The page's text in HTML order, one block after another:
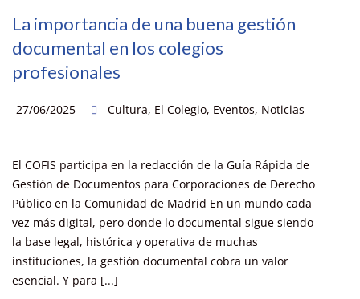
La importancia de una buena gestión
documental en los colegios
profesionales
27/06/2025 Cultura, El Colegio, Eventos, Noticias
El COFIS participa en la redacción de la Guía Rápida de
Gestión de Documentos para Corporaciones de Derecho
Público en la Comunidad de Madrid En un mundo cada
vez más digital, pero donde lo documental sigue siendo
la base legal, histórica y operativa de muchas
instituciones, la gestión documental cobra un valor
esencial. Y para [...]